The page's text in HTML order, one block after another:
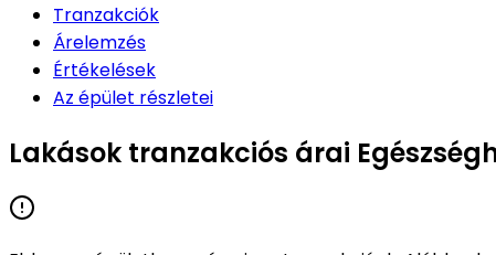
Tranzakciók
Árelemzés
Értékelések
Az épület részletei
Lakások tranzakciós árai